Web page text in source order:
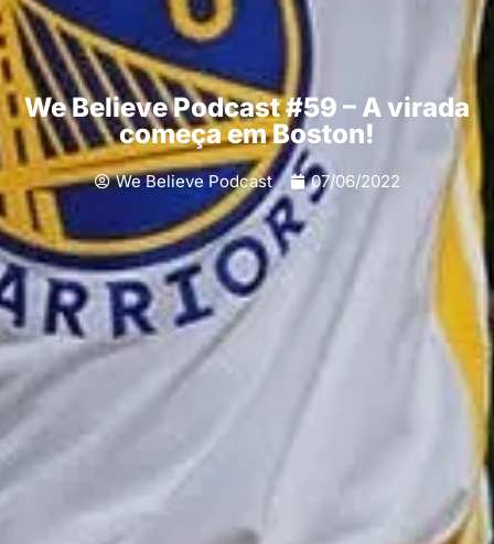
We Believe Podcast #59 – A virada
começa em Boston!
We Believe Podcast 07/06/2022